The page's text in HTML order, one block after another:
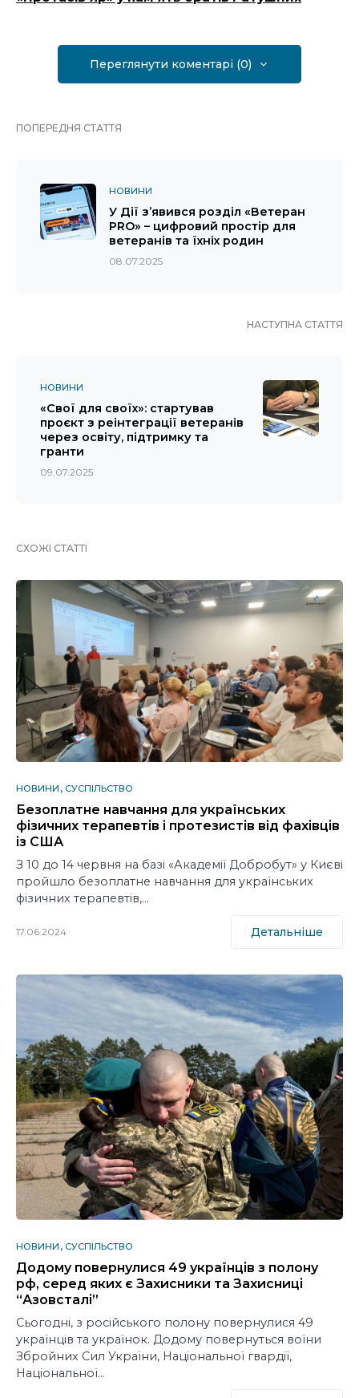
Переглянути коментарі (0)
ПОПЕРЕДНЯ СТАТТЯ
НОВИНИ
У Дії з’явився розділ «Ветеран
PRO» – цифровий простір для
ветеранів та їхніх родин
08.07.2025
НАСТУПНА СТАТТЯ
НОВИНИ
«Свої для своїх»: стартував
проєкт з реінтеграції ветеранів
через освіту, підтримку та
гранти
09.07.2025
СХОЖІ СТАТТІ
НОВИНИ СУСПІЛЬСТВО
Безоплатне навчання для українських
фізичних терапевтів і протезистів від фахівців
із США
З 10 до 14 червня на базі «Академії Добробут» у Києві
пройшло безоплатне навчання для українських
фізичних терапевтів,…
17.06.2024 Детальніше
НОВИНИ СУСПІЛЬСТВО
Додому повернулися 49 українців з полону
рф, серед яких є Захисники та Захисниці
“Азовсталі”
Сьогодні, з російського полону повернулися 49
українців та українок. Додому повернуться воїни
Збройних Сил України, Національної гвардії,
Національної…